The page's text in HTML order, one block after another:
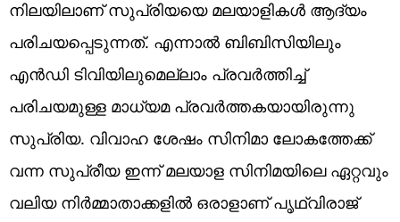
നിലയിലാണ് സുപ്രിയയെ മലയാളികൾ ആദ്യം
പരിചയപ്പെടുന്നത്. എന്നാൽ ബിബിസിയിലും
എൻഡി ടിവിയിലുമെല്ലാം പ്രവർത്തിച്ച്
പരിചയമുള്ള മാധ്യമ പ്രവർത്തകയായിരുന്നു
സുപ്രിയ. വിവാഹ ശേഷം സിനിമാ ലോകത്തേക്ക്
വന്ന സുപ്രീയ ഇന്ന് മലയാള സിനിമയിലെ ഏറ്റവും
വലിയ നിർമ്മാതാക്കളിൽ ഒരാളാണ് പൃഥ്വിരാജ്